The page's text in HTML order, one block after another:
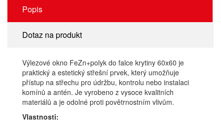
Popis
Dotaz na produkt
Výlezové okno FeZn+polyk do falce krytiny 60x60 je
praktický a estetický střešní prvek, který umožňuje
přístup na střechu pro údržbu, kontrolu nebo instalaci
komínů a antén. Je vyrobeno z vysoce kvalitních
materiálů a je odolné proti povětrnostním vlivům.
Vlastnosti: